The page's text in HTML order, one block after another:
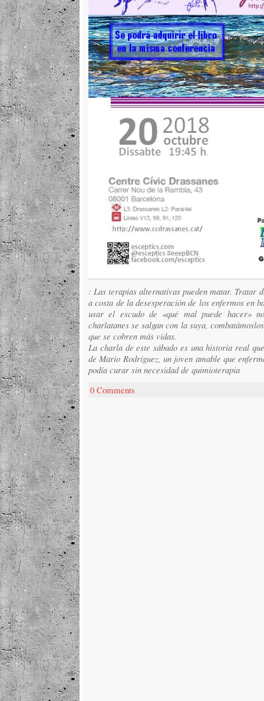
: Las terapias alternativas pueden matar. Tratar
a costa de la desesperación de los enfermos en
usar el escudo de «qué mal puede hacer»
charlatanes se salgan con la suya,
que se cobren más vidas.
La charla de este sábado es una historia real
de Mario Rodríguez, un joven amable que
podía curar sin necesidad de quimioterapia
0 Comments